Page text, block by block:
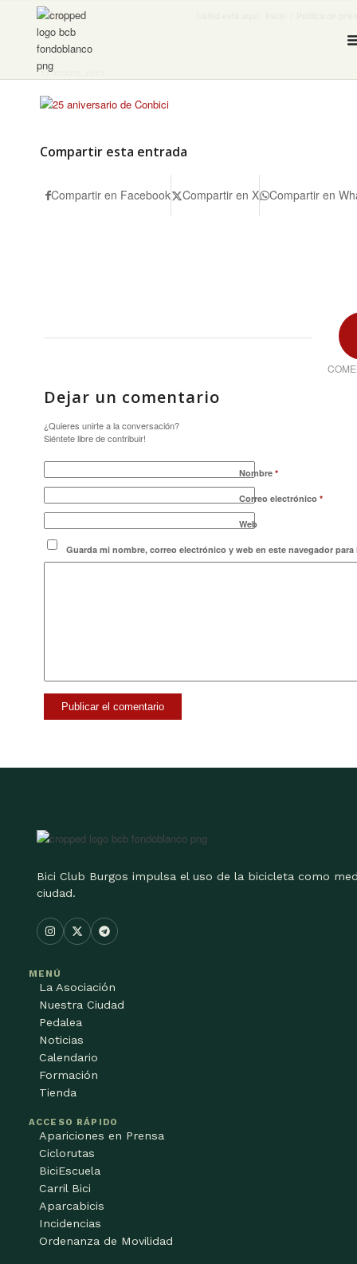
Inicio
13 octubre, 2015
Compartir esta entrada
Compartir en Facebook Compartir en X Compartir en
Dejar un comentario
¿Quieres unirte a la conversación?
Siéntete libre de contribuir!
Nombre *
Correo electrónico *
Web
Guarda mi nombre, correo electrónico y web en este navegador
Bici Club Burgos impulsa el uso de la bicicleta como
ciudad.
MENÚ
La Asociación
Nuestra Ciudad
Pedalea
Noticias
Calendario
Formación
Tienda
ACCESO RÁPIDO
Apariciones en Prensa
Ciclorutas
BiciEscuela
Carril Bici
Aparcabicis
Incidencias
Ordenanza de Movilidad